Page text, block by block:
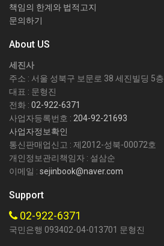
책임의 한계와 법적고지
문의하기
About US
세진사
주소 : 서울 성북구 보문로 38 세진빌딩 5층
대표 : 문형진
전화 : 02-922-6371
사업자등록번호 : 204-92-21693
사업자정보확인
통신판매업신고 : 제2012-성북-00072호
개인정보관리책임자 : 설삼순
이메일 : sejinbook@naver.com
Support
02-922-6371
국민은행 093402-04-013701 문형진